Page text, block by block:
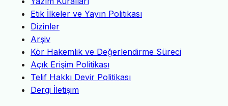
Etik İlkeler ve Yayın Politikası
Dizinler
Arşiv
Kör Hakemlik ve Değerlendirme Süreci
Açık Erişim Politikası
Telif Hakkı Devir Politikası
Dergi İletişim